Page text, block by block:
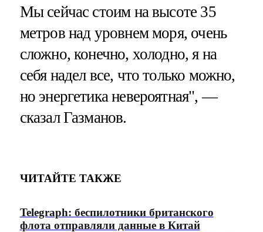
Мы сейчас стоим на высоте 35
метров над уровнем моря, очень
сложно, конечно, холодно, я на
себя надел все, что только можно,
но энергетика невероятная", —
сказал Газманов.
ЧИТАЙТЕ ТАКЖЕ
Telegraph: беспилотники британского
флота отправляли данные в Китай